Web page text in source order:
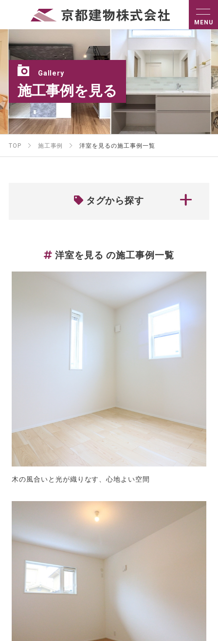
Gallery
施工事例を見る
TOP 施工事例 洋室を見るの施工事例一覧
タグから探す
洋室を見る の施工事例一覧
木の風合いと光が織りなす、心地よい空間